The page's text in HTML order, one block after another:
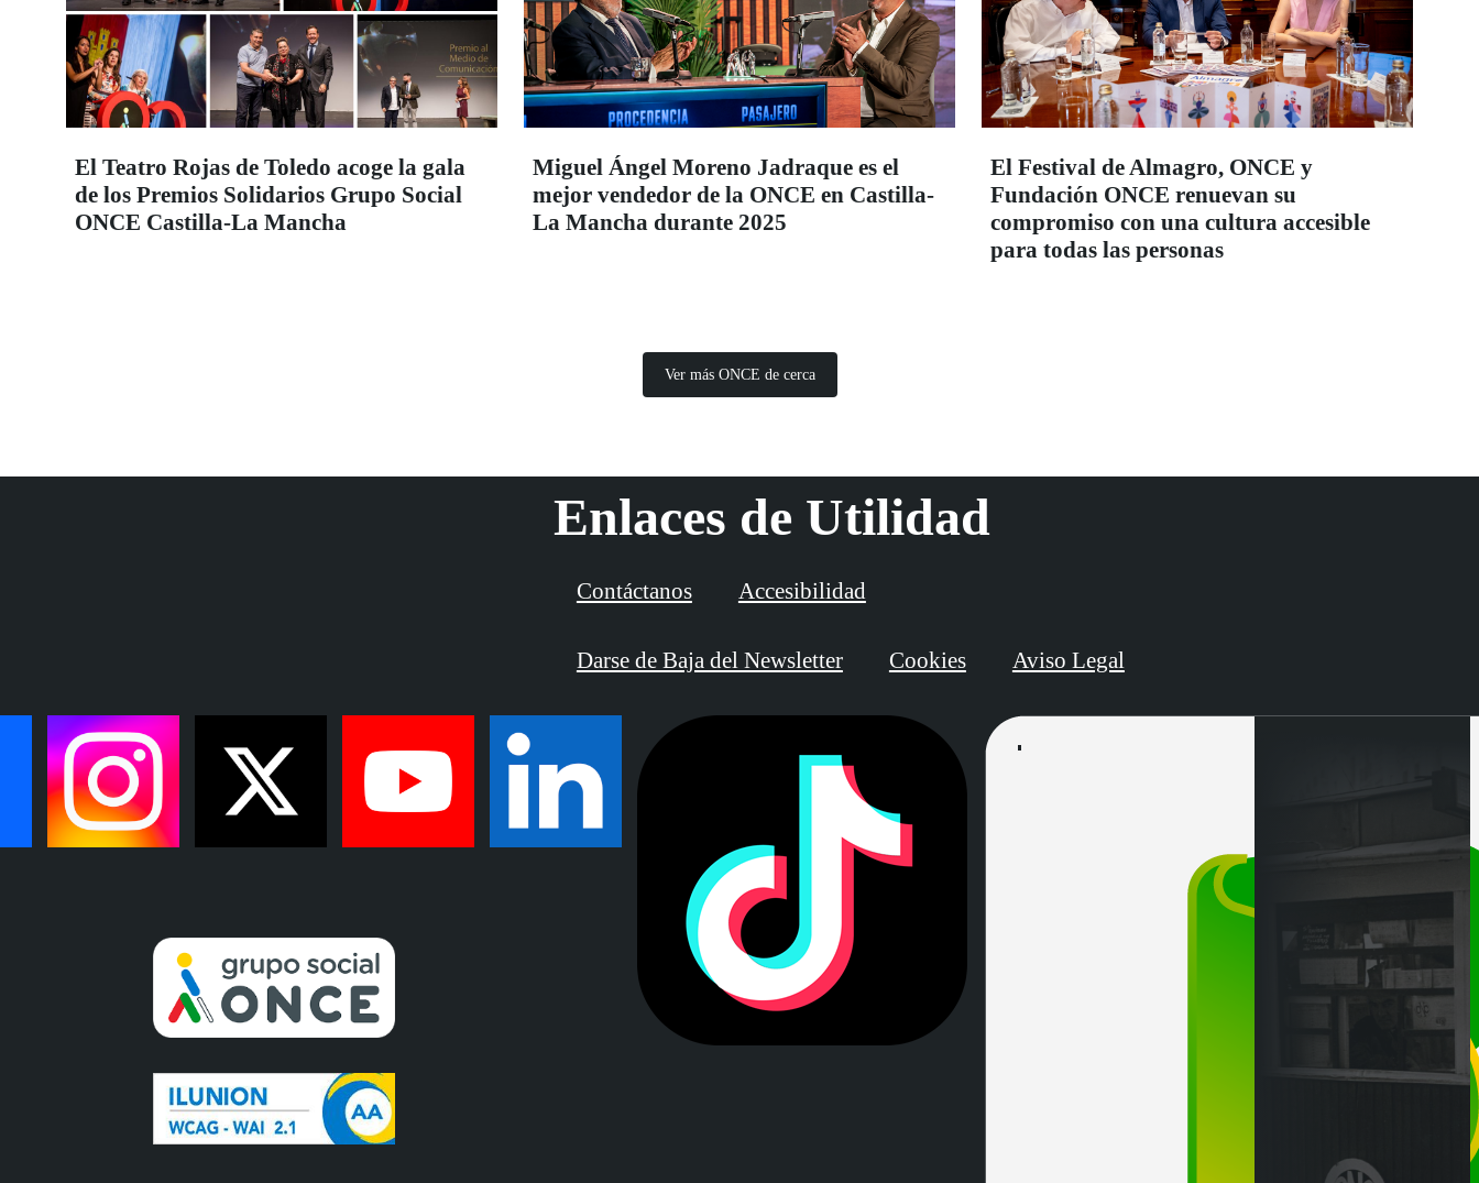
El Teatro Rojas de Toledo acoge la gala
de los Premios Solidarios Grupo Social
ONCE Castilla-La Mancha
Miguel Ángel Moreno Jadraque es el
mejor vendedor de la ONCE en Castilla-
La Mancha durante 2025
El Festival de Almagro, ONCE y
Fundación ONCE renuevan su
compromiso con una cultura accesible
para todas las personas
Ver más ONCE de cerca
Enlaces de Utilidad
Contáctanos Accesibilidad
Darse de Baja del Newsletter Cookies Aviso Legal